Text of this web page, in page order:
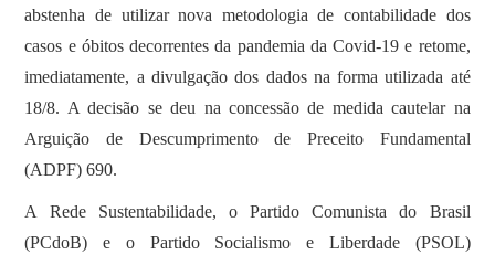
abstenha de utilizar nova metodologia de contabilidade dos
casos e óbitos decorrentes da pandemia da Covid-19 e retome,
imediatamente, a divulgação dos dados na forma utilizada até
18/8. A decisão se deu na concessão de medida cautelar na
Arguição de Descumprimento de Preceito Fundamental
(ADPF) 690.
A Rede Sustentabilidade, o Partido Comunista do Brasil
(PCdoB) e o Partido Socialismo e Liberdade (PSOL)